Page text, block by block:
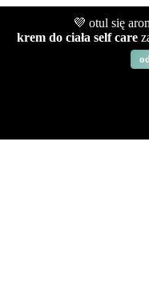
💜 otul się
krem do ciała self care